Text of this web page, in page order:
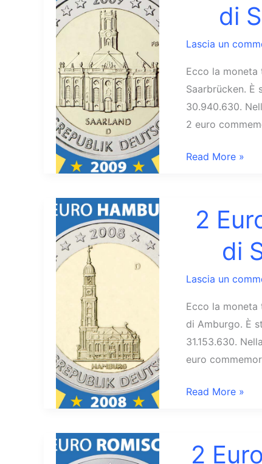
di
Lascia un
Ecco la moneta
Saarbrücken.
30.940.630.
2 euro
2
Saarland
Chiesa
Saarbrücken
Germania
Read More »
2
di
Lascia un
Ecco la moneta
di Amburgo. È
31.153.630.
euro
2
Hamburg
Read More »
2